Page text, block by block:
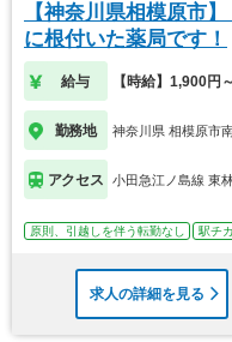
【神奈川県相模原市
に根付いた薬局です！
給与 【時給】1,900円～
勤務地 神奈川県 相模原市
アクセス 小田急江ノ島線 東
原則、引越しを伴う転勤なし 駅チカ
求人の詳細を見る